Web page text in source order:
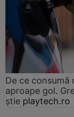
De ce consumă
aproape gol.
știe playtech.ro